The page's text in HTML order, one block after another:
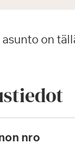
asunto on
nro